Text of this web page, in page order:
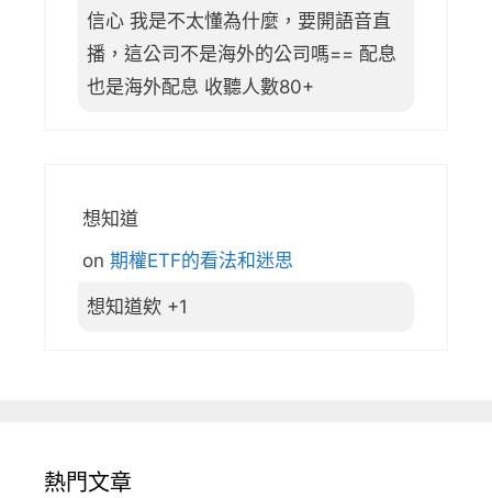
信心 我是不太懂為什麼，要開語音直
播，這公司不是海外的公司嗎== 配息
也是海外配息 收聽人數80+
想知道
on 期權ETF的看法和迷思
想知道欸 +1
熱門文章